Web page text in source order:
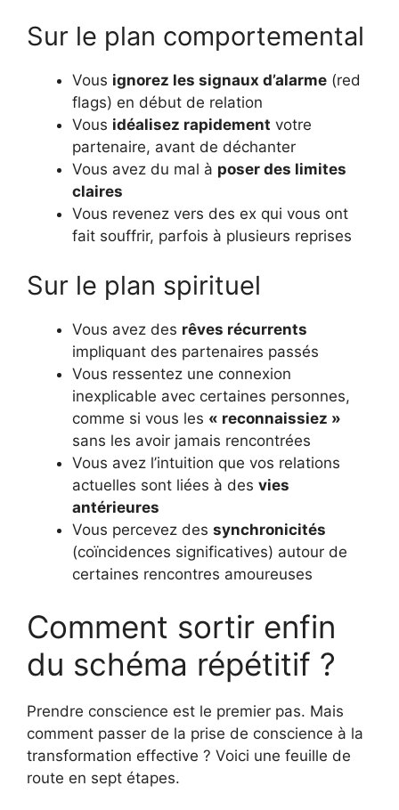
Sur le plan comportemental
Vous ignorez les signaux d’alarme (red
flags) en début de relation
Vous idéalisez rapidement votre
partenaire, avant de déchanter
Vous avez du mal à poser des limites
claires
Vous revenez vers des ex qui vous ont
fait souffrir, parfois à plusieurs reprises
Sur le plan spirituel
Vous avez des rêves récurrents
impliquant des partenaires passés
Vous ressentez une connexion
inexplicable avec certaines personnes,
comme si vous les « reconnaissiez »
sans les avoir jamais rencontrées
Vous avez l’intuition que vos relations
actuelles sont liées à des vies
antérieures
Vous percevez des synchronicités
(coïncidences significatives) autour de
certaines rencontres amoureuses
Comment sortir enfin
du schéma répétitif ?
Prendre conscience est le premier pas. Mais
comment passer de la prise de conscience à la
transformation effective ? Voici une feuille de
route en sept étapes.